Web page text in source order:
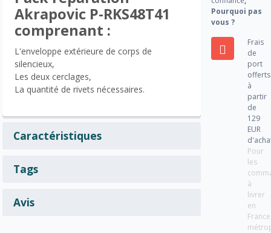
Akrapovic P-RKS48T41
comprenant :
L'enveloppe extérieure de corps de
silencieux,
Les deux cerclages,
La quantité de rivets nécessaires.
Caractéristiques
Tags
Avis
Pourquoi pas
vous ?
Frais
de
port
offerts
à
partir
de
129
EUR
Pour
les
à
livrer
en
France